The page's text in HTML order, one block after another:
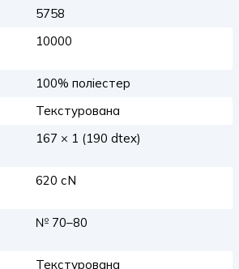
5758
10000
100% поліестер
Текстурована
167 × 1 (190 dtex)
620 сN
№ 70–80
Текстурована